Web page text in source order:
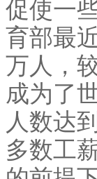
促使一
育部最
万人，
成为了
人数达
多数工